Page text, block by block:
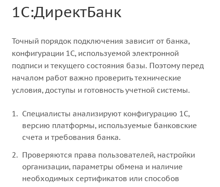
1С:ДиректБанк
Точный порядок подключения зависит от банка,
конфигурации 1С, используемой электронной
подписи и текущего состояния базы. Поэтому перед
началом работ важно проверить технические
условия, доступы и готовность учетной системы.
Специалисты анализируют конфигурацию 1С,
версию платформы, используемые банковские
счета и требования банка.
Проверяются права пользователей, настройки
организации, параметры обмена и наличие
необходимых сертификатов или способов